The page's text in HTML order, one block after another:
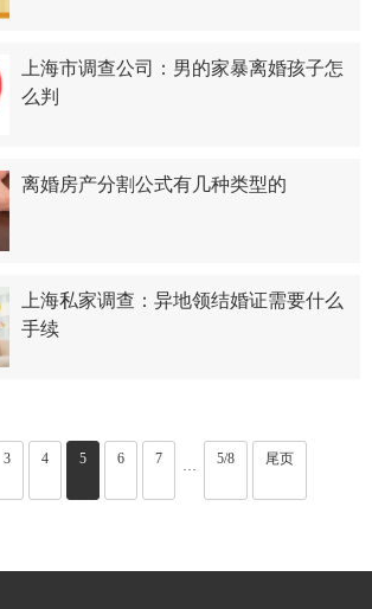
上海市调查公司：男的家暴离婚孩子怎
么判
离婚房产分割公式有几种类型的
上海私家调查：异地领结婚证需要什么
手续
3 4 5 6 7
···
5/8 尾页